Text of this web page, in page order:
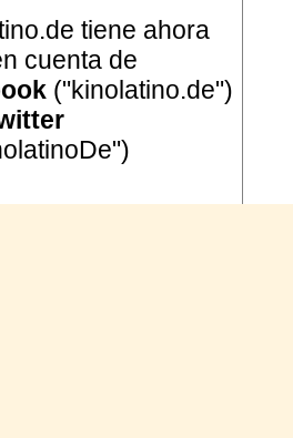
tiene ahora
cuenta de
("kinolatino.de")